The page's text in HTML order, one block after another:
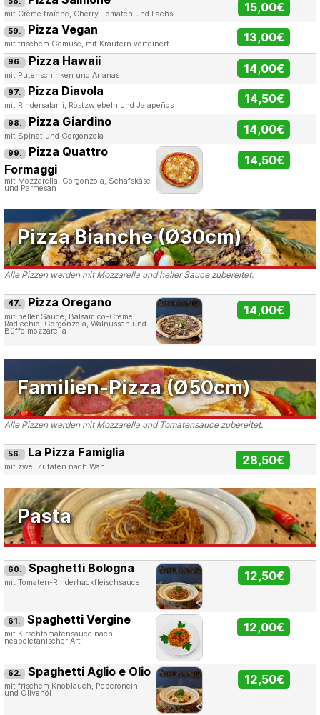
mit Crème fraîche, Cherry-Tomaten und Lachs 15,00€
59. Pizza Vegan
mit frischem Gemüse, mit Kräutern verfeinert 13,00€
96. Pizza Hawaii
mit Putenschinken und Ananas 14,00€
97. Pizza Diavola
mit Rindersalami, Röstzwiebeln und Jalapeños 14,50€
98. Pizza Giardino
mit Spinat und Gorgonzola 14,00€
99. Pizza Quattro
Formaggi
mit Mozzarella, Gorgonzola, Schafskäse
und Parmesan
14,50€
Pizza Bianche (Ø30cm)
Alle Pizzen werden mit Mozzarella und heller Sauce zubereitet.
47. Pizza Oregano
mit heller Sauce, Balsamico-Creme,
Radicchio, Gorgonzola, Walnüssen und
Büffelmozzarella
14,00€
Familien-Pizza (Ø50cm)
Alle Pizzen werden mit Mozzarella und Tomatensauce zubereitet.
56. La Pizza Famiglia
mit zwei Zutaten nach Wahl 28,50€
Pasta
60. Spaghetti Bologna
mit Tomaten-Rinderhackfleischsauce 12,50€
61. Spaghetti Vergine
mit Kirschtomatensauce nach
neapoletanischer Art
12,00€
62. Spaghetti Aglio e Olio
mit frischem Knoblauch, Peperoncini
und Olivenöl
12,50€